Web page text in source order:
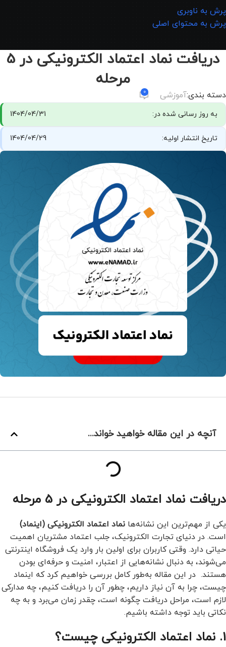
پرش به ناوبری
پرش به محتوای اصلی
دریافت نماد اعتماد الکترونیکی در 5
مرحله
دسته بندی:آموزشی 0
به روز رسانی شده در: 1404/04/31
تاریخ انتشار اولیه: 1404/04/29
آنچه در این مقاله خواهید خواند...
دریافت نماد اعتماد الکترونیکی در 5 مرحله
یکی از مهم‌ترین این نشانه‌ها نماد اعتماد الکترونیکی (اینماد)
است. در دنیای تجارت الکترونیک، جلب اعتماد مشتریان اهمیت
حیاتی دارد. وقتی کاربران برای اولین بار وارد یک فروشگاه اینترنتی
می‌شوند، به دنبال نشانه‌هایی از اعتبار، امنیت و حرفه‌ای بودن
هستند. در این مقاله به‌طور کامل بررسی خواهیم کرد که اینماد
چیست، چرا به آن نیاز داریم، چطور آن را دریافت کنیم، چه مدارکی
لازم است، مراحل دریافت چگونه است، چقدر زمان می‌برد و به چه
نکاتی باید توجه داشته باشیم.
1. نماد اعتماد الکترونیکی چیست؟